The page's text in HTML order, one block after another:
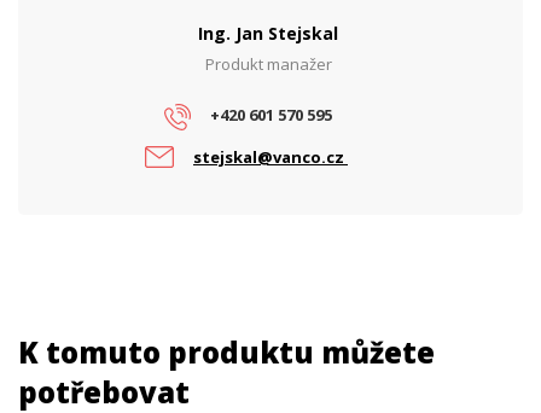
Ing. Jan Stejskal
Produkt manažer
+420 601 570 595
stejskal@vanco.cz
K tomuto produktu můžete
potřebovat